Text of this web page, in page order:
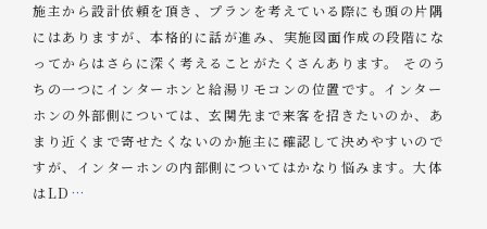
施主から設計依頼を頂き、プランを考えている際にも頭の片隅
にはありますが、本格的に話が進み、実施図面作成の段階にな
ってからはさらに深く考えることがたくさんあります。 そのう
ちの一つにインターホンと給湯リモコンの位置です。インター
ホンの外部側については、玄関先まで来客を招きたいのか、あ
まり近くまで寄せたくないのか施主に確認して決めやすいので
すが、インターホンの内部側についてはかなり悩みます。大体
はLD …